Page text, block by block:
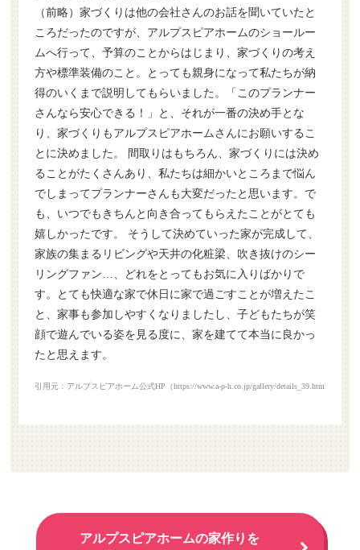
（前略）家づくりは他の会社さんのお話を聞いていたと
ころだったのですが、アルプスピアホームのショールー
ムへ行って、予算のことからはじまり、家づくりの考え
方や標準装備のこと。とっても親身になって私たちが納
得のいくまで説明してもらいました。「このプランナー
さんなら安心できる！」と、それが一番の決め手とな
り、家づくりもアルプスピアホームさんにお願いするこ
とに決めました。 間取りはもちろん、家づくりには決め
ることがたくさんあり、私たちは細かいところまで悩ん
でしまってプランナーさんも大変だったと思います。で
も、いつでもきちんと向き合ってもらえたことがとても
嬉しかったです。 そうして決めていった家が完成して、
家族の集まるリビングや天井の化粧梁、吹き抜けのシー
リングファン…、どれをとってもお気に入りばかりで
す。とても快適な家で休日に家で過ごすことが増えたこ
と、家事も参加しやすくなりましたし、子どもたちが笑
顔で遊んでいる姿を見る度に、家を建てて本当に良かっ
たと思えます。
引用元：アルプスピアホーム公式HP（https://www.a-p-h.co.jp/gallery/details_39.html）
アルプスピアホームの家作りを